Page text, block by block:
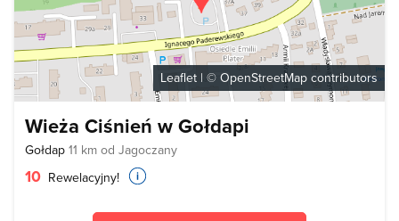
Leaflet | © OpenStreetMap contributors
Wieża Ciśnień w Gołdapi
Gołdap 11 km od Jagoczany
10 Rewelacyjny!